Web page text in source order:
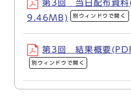
第3回 当日配布資料
9.46MB)
別ウィンドウで開く
第3回 結果概要
別ウィンドウで開く